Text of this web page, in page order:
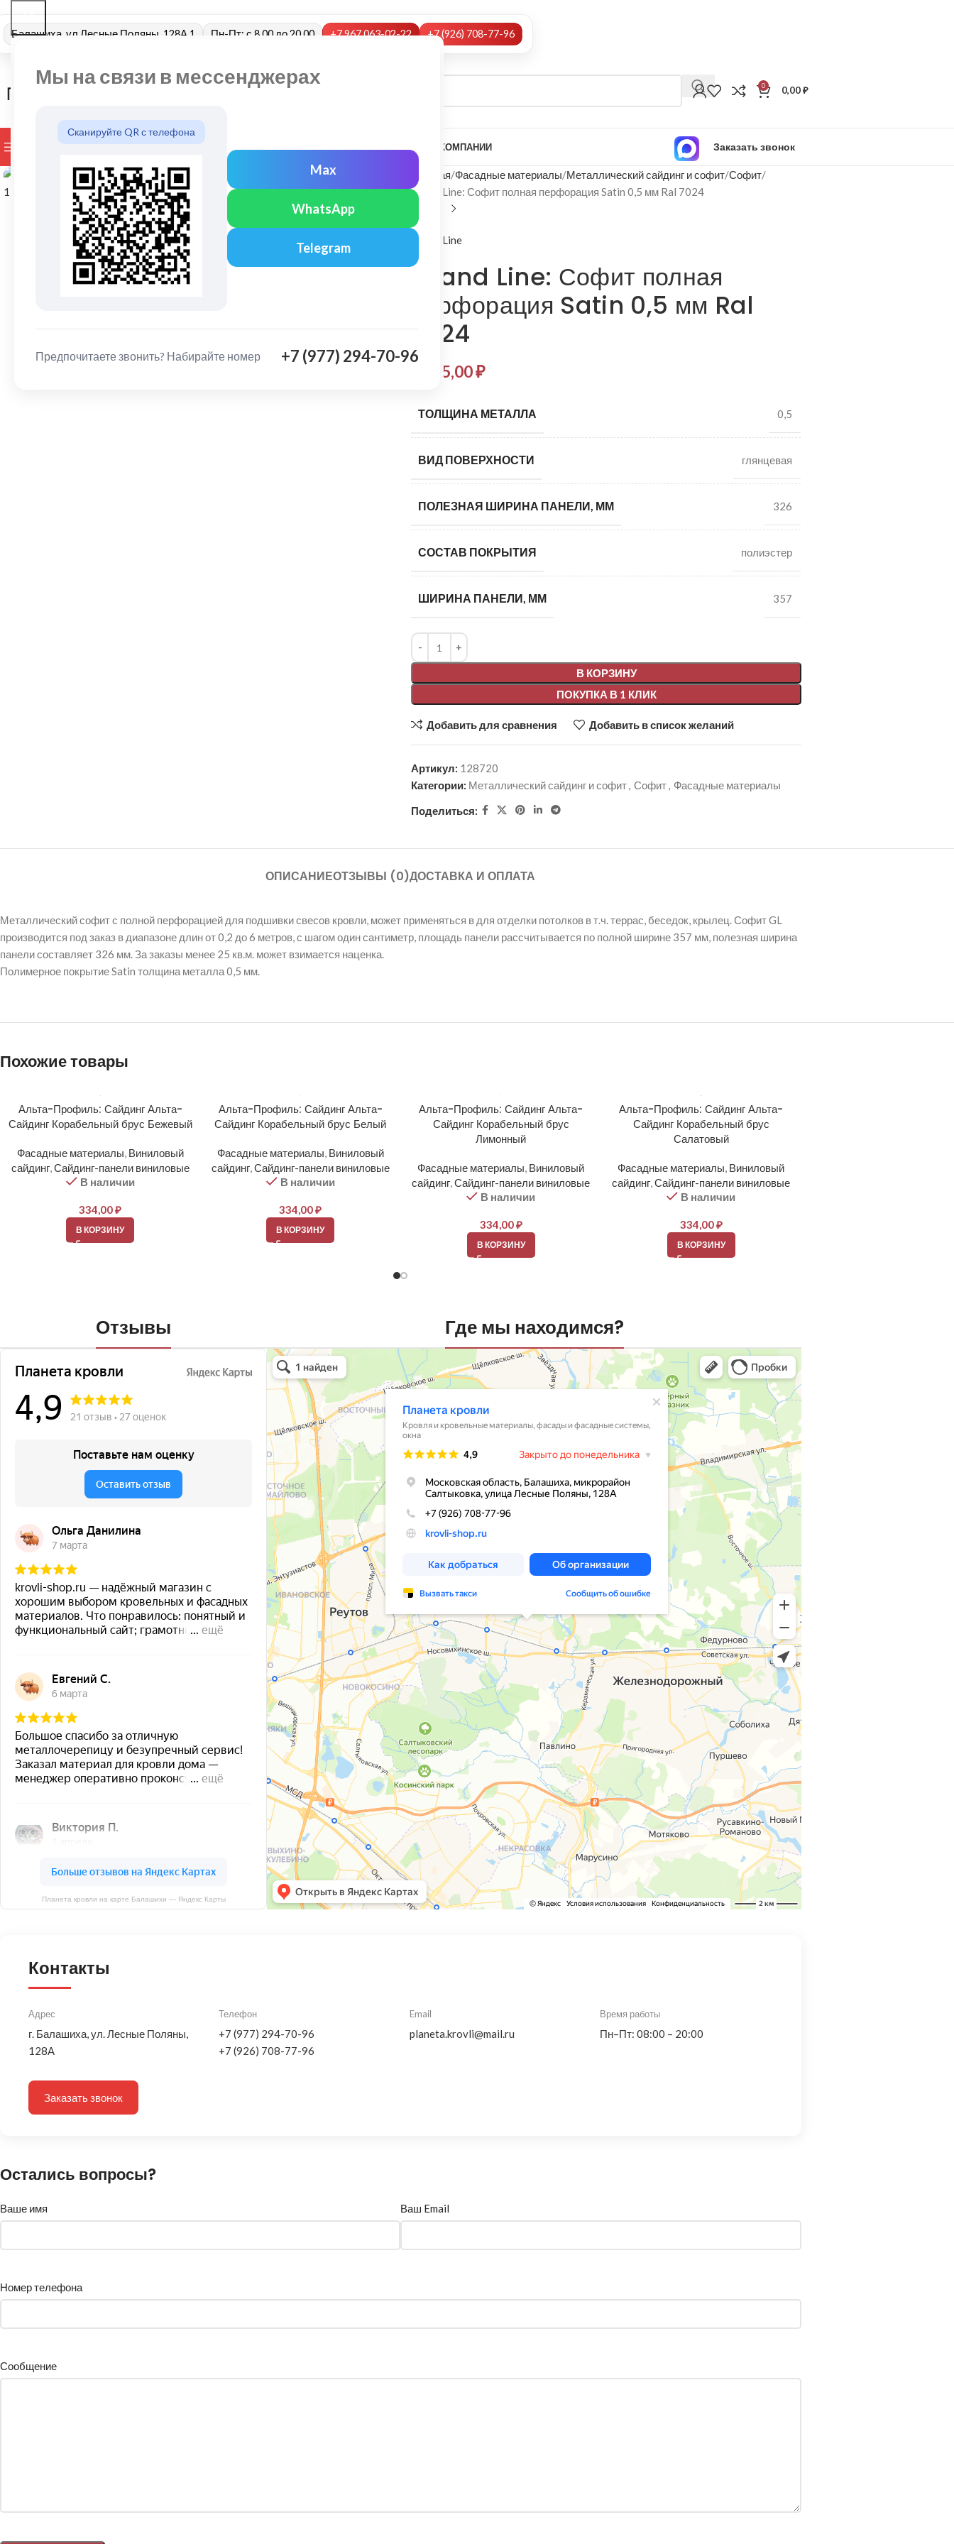
Мы на связи в мессенджерах
Сканируйте QR с телефона
Max
WhatsApp
Telegram
Предпочитаете звонить? Набирайте номер +7 (977) 294-70-96
Балашиха, ул Лесные Поляны, 128А 1 Пн-Пт: с 8.00 до 20.00 +7 967 063-02-22 +7 (926) 708-77-96
0 0,00₽
ПРОСМОТР КАТЕГОРИЙ БРЕНДЫ О КОМПАНИИ Заказать звонок
Нажмите, чтобы увеличить Главная Фасадные материалы Металлический сайдинг и софит Софит
Grand Line: Софит полная перфорация Satin 0,5 мм Ral 7024
Grand Line
Grand Line: Софит полная
перфорация Satin 0,5 мм Ral
7024
1 135,00₽
ТОЛЩИНА МЕТАЛЛА 0,5
ВИД ПОВЕРХНОСТИ глянцевая
ПОЛЕЗНАЯ ШИРИНА ПАНЕЛИ, ММ 326
СОСТАВ ПОКРЫТИЯ полиэстер
ШИРИНА ПАНЕЛИ, ММ 357
В КОРЗИНУ
ПОКУПКА В 1 КЛИК
Alternative:
Добавить для сравнения Добавить в список желаний
Артикул: 128720
Категории: Металлический сайдинг и софит, Софит, Фасадные материалы
Поделиться:
ОПИСАНИЕОТЗЫВЫ (0)ДОСТАВКА И ОПЛАТА
Металлический софит с полной перфорацией для подшивки свесов кровли, может применяться в для отделки потолков в т.ч. террас, беседок, крылец. Софит GL
производится под заказ в диапазоне длин от 0,2 до 6 метров, с шагом один сантиметр, площадь панели рассчитывается по полной ширине 357 мм, полезная ширина
панели составляет 326 мм. За заказы менее 25 кв.м. может взимается наценка.
Полимерное покрытие Satin толщина металла 0,5 мм.
Похожие товары
Альта-Профиль: Сайдинг Альта-
Сайдинг Корабельный брус Бежевый
Фасадные материалы, Виниловый
сайдинг,Сайдинг-панели виниловые
В наличии
334,00₽
В КОРЗИНУ
Альта-Профиль: Сайдинг Альта-
Сайдинг Корабельный брус Белый
Фасадные материалы, Виниловый
сайдинг,Сайдинг-панели виниловые
В наличии
334,00₽
В КОРЗИНУ
Альта-Профиль: Сайдинг Альта-
Сайдинг Корабельный брус
Лимонный
Фасадные материалы, Виниловый
сайдинг,Сайдинг-панели виниловые
В наличии
334,00₽
В КОРЗИНУ
Альта-Профиль: Сайдинг Альта-
Сайдинг Корабельный брус
Салатовый
Фасадные материалы, Виниловый
сайдинг,Сайдинг-панели виниловые
В наличии
334,00₽
В КОРЗИНУ
Отзывы
Планета кровли на карте Балашихи — Яндекс Карты
Где мы находимся?
Планета кровли
Кровля и кровельные материалы в Балашихе
Окна в Балашихе
Контакты
Адрес
г. Балашиха, ул. Лесные Поляны,
128А
Телефон
+7 (977) 294-70-96
+7 (926) 708-77-96
Email
planeta.krovli@mail.ru
Время работы
Пн–Пт: 08:00 – 20:00
Заказать звонок
Остались вопросы?
Ваше имя Ваш Email
Номер телефона
Сообщение